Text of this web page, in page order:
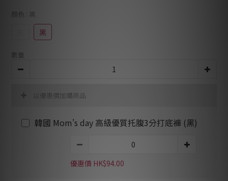
顏色 : 黑
黑
數量
以優惠價加購商品
韓國 Mom's day 高級優質托腹3分打底褲 (黑)
優惠價 HK$94.00